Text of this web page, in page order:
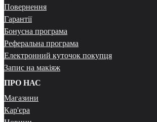
Повернення
Гарантії
Бонусна програма
Реферальна програма
Електронний куточок покупця
Запис на макіяж
ПРО НАС
Магазини
Кар'єра